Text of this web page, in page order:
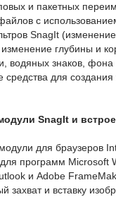
и пакетных
с
SnagIt
глубины и
водяных знаков, фона
для создания
SnagIt и
для браузеров
программ Microsoft
и Adobe
захват и вставку